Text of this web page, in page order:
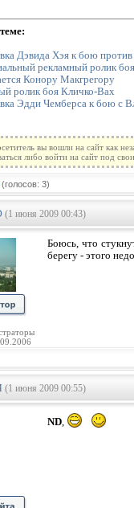
Дэвида Хэя к бою
рекламный ролик
Конору Макгрегору
ролик боя Кличко-Вах
Эдди Чемберса к бою с
вы вошли на сайт как
либо войти на сайт под
(голосов: 3)
(1 июня 2009 00:43)
Боюсь, что
берегу - этого
(1 июня 2009 00:55)
ND,